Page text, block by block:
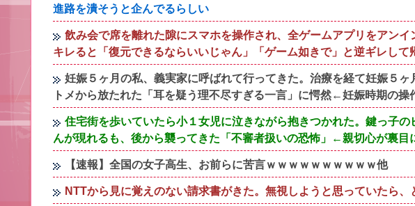
進路を潰そうと企んでるらしい
飲み会で席を離れた隙にスマホを操作され、全ゲームアプリをアン
キレると「復元できるならいいじゃん」「ゲーム如きで」と逆ギレして
妊娠５ヶ月の私、義実家に呼ばれて行ってきた。治療を経て妊娠５ヶ
トメから放たれた「耳を疑う理不尽すぎる一言」に愕然←妊娠時期の操
住宅街を歩いていたら小１女児に泣きながら抱きつかれた。鍵っ子
んが現れるも、後から襲ってきた「不審者扱いの恐怖」←親切心が裏目
【速報】全国の女子高生、お前らに苦言ｗｗｗｗｗｗｗｗｗｗ他
NTTから見に覚えのない請求書がきた。無視しようと思っていたら